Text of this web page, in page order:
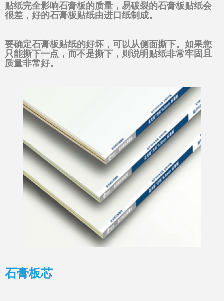
贴纸完全影响石膏板的质量，易破裂的石膏板贴纸会
很差，好的石膏板贴纸由进口纸制成。
要确定石膏板贴纸的好坏，可以从侧面撕下。如果您
只能撕下一点，而不是撕下，则说明贴纸非常牢固且
质量非常好。
石膏板芯